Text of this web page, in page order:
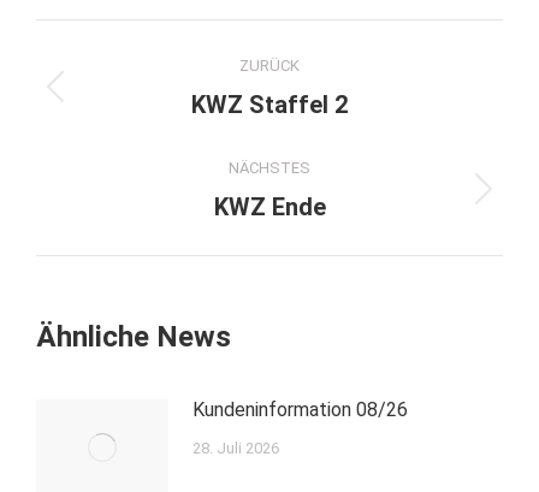
Kommentarnavigation
ZURÜCK
Vorheriger
KWZ Staffel 2
NÄCHSTES
Nächster
KWZ Ende
Ähnliche News
Kundeninformation 08/26
28. Juli 2026